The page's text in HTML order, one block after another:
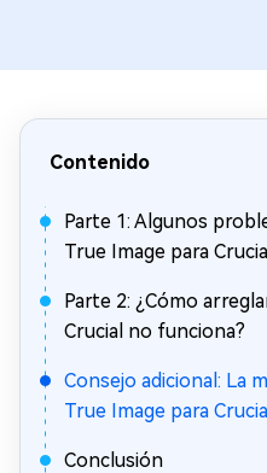
Contenido
Parte 1: Algunos
True Image para Crucial
Parte 2: ¿Cómo
Crucial no funciona?
Consejo adicional: La
True Image para Crucial
Conclusión